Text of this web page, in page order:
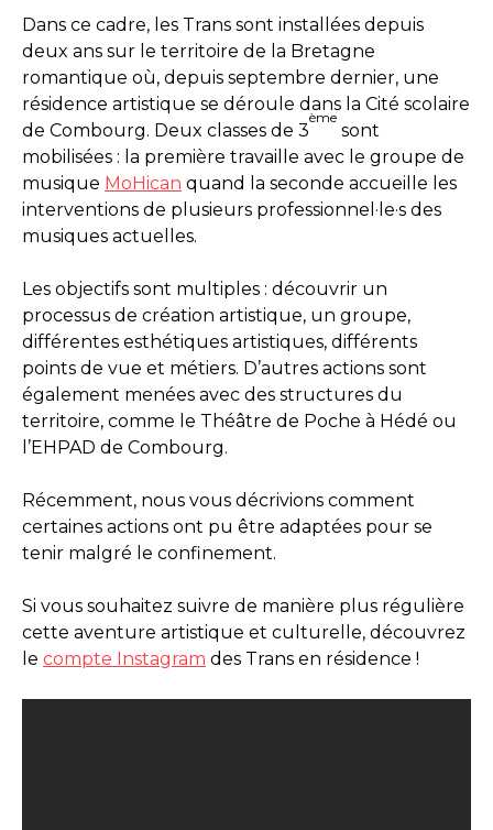
Dans ce cadre, les Trans sont installées depuis
deux ans sur le territoire de la Bretagne
romantique où, depuis septembre dernier, une
résidence artistique se déroule dans la Cité scolaire
de Combourg. Deux classes de 3
ème
sont
mobilisées : la première travaille avec le groupe de
musique MoHican quand la seconde accueille les
interventions de plusieurs professionnel·le·s des
musiques actuelles.
Les objectifs sont multiples : découvrir un
processus de création artistique, un groupe,
différentes esthétiques artistiques, différents
points de vue et métiers. D’autres actions sont
également menées avec des structures du
territoire, comme le Théâtre de Poche à Hédé ou
l’EHPAD de Combourg.
Récemment, nous vous décrivions comment
certaines actions ont pu être adaptées pour se
tenir malgré le confinement.
Si vous souhaitez suivre de manière plus régulière
cette aventure artistique et culturelle, découvrez
le compte Instagram des Trans en résidence !